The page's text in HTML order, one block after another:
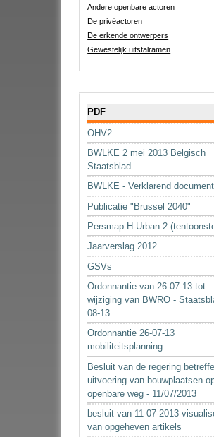
Andere openbare actoren
De privéactoren
De erkende ontwerpers
Gewestelijk uitstalramen
PDF
OHV2
BWLKE 2 mei 2013 Belgisch
Staatsblad
BWLKE - Verklarend document
Publicatie "Brussel 2040"
Persmap H-Urban 2
Jaarverslag 2012
GSVs
Ordonnantie van 26-07-13 tot
wijziging van BWRO -
08-13
Ordonnantie 26-07-13
mobiliteitsplanning
Besluit van de regering
uitvoering van bouwplaatsen
openbare weg - 11/07/2013
besluit van 11-07-2013
van opgeheven artikels